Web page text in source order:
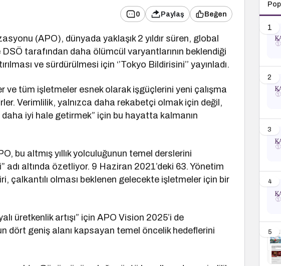
0 Paylaş Beğen
(APO), dünyada yaklaşık 2 yıldır süren, global
tarafından daha ölümcül varyantlarının beklendiği
ve sürdürülmesi için ‘’Tokyo Bildirisini’’ yayınladı.
ve tüm işletmeler esnek olarak işgüçlerini yeni çalışma
Verimlilik, yalnızca daha rekabetçi olmak için değil,
iyi hale getirmek” için bu hayatta kalmanın
bu altmış yıllık yolculuğunun temel derslerini
adı altında özetliyor. 9 Haziran 2021’deki 63. Yönetim
çalkantılı olması beklenen gelecekte işletmeler için bir
üretkenlik artışı” için APO Vision 2025’i de
dört geniş alanı kapsayan temel öncelik hedeflerini
1
2
3
4
5